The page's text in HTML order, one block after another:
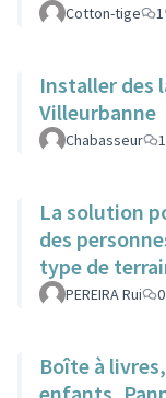
Cotton-tige 1
Installer des
Villeurbanne
Chabasseur 1
La solution
des
type de
PEREIRA Rui 0
Boîte à